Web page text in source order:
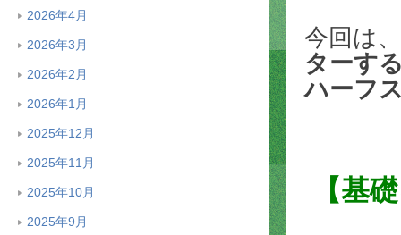
2026年4月
2026年3月
2026年2月
2026年1月
2025年12月
2025年11月
2025年10月
2025年9月
今回は、
ターす
ハーフ
【基